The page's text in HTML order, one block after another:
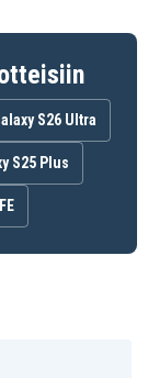
S26 Ultra
S25 Plus